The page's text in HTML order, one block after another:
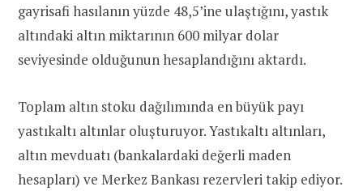
gayrisafi hasılanın yüzde 48,5’ine ulaştığını, yastık
altındaki altın miktarının 600 milyar dolar
seviyesinde olduğunun hesaplandığını aktardı.
Toplam altın stoku dağılımında en büyük payı
yastıkaltı altınlar oluşturuyor. Yastıkaltı altınları,
altın mevduatı (bankalardaki değerli maden
hesapları) ve Merkez Bankası rezervleri takip ediyor.